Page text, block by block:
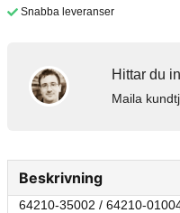
Snabba leveranser
Hittar du
Maila
Beskrivning
64210-35002 / 64210-